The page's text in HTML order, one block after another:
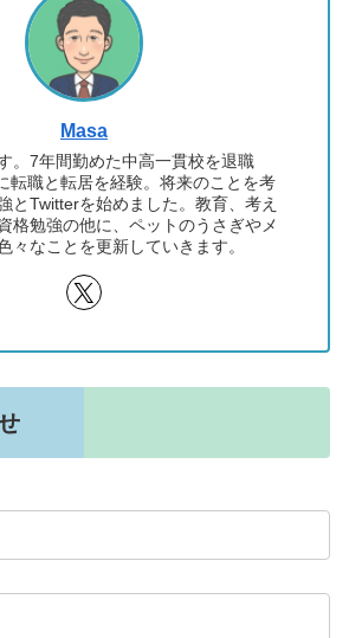
Masa
。7年間勤めた中高一貫校を退職
転職と転居を経験。将来のことを考
とTwitterを始めました。教育、考え
格勉強の他に、ペットのうさぎやメ
々なことを更新していきます。